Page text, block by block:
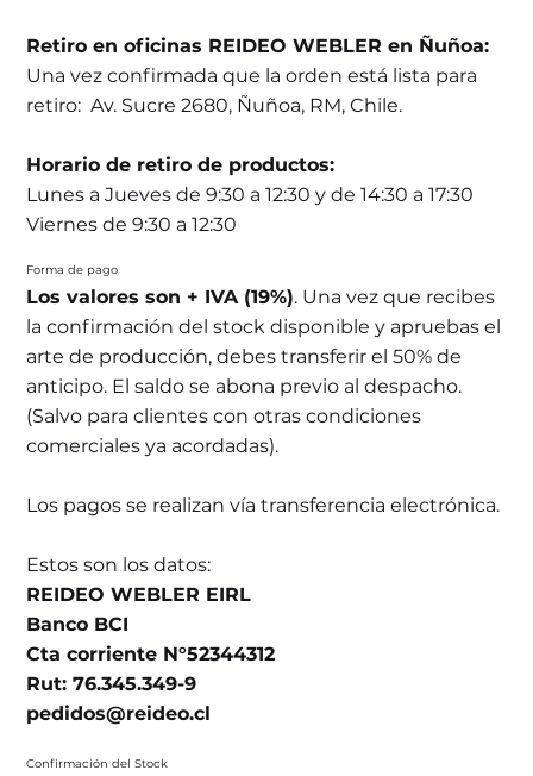
Retiro en oficinas REIDEO WEBLER en Ñuñoa:
Una vez confirmada que la orden está lista para
retiro: Av. Sucre 2680, Ñuñoa, RM, Chile.
Horario de retiro de productos:
Lunes a Jueves de 9:30 a 12:30 y de 14:30 a 17:30
Viernes de 9:30 a 12:30
Forma de pago
Los valores son + IVA (19%). Una vez que recibes
la confirmación del stock disponible y apruebas el
arte de producción, debes transferir el 50% de
anticipo. El saldo se abona previo al despacho.
(Salvo para clientes con otras condiciones
comerciales ya acordadas).
Los pagos se realizan vía transferencia electrónica.
Estos son los datos:
REIDEO WEBLER EIRL
Banco BCI
Cta corriente N°52344312
Rut: 76.345.349-9
pedidos@reideo.cl
Confirmación del Stock